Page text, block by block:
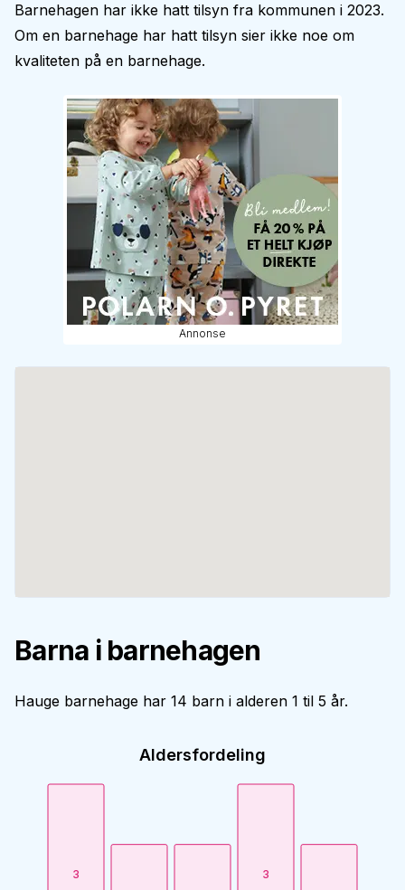
Barnehagen har ikke hatt tilsyn fra kommunen i 2023.
Om en barnehage har hatt tilsyn sier ikke noe om
kvaliteten på en barnehage.
Annonse
Barna i barnehagen
Hauge barnehage har 14 barn i alderen 1 til 5 år.
Aldersfordeling
3 3